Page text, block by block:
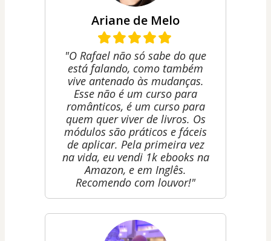
Ariane de Melo
"O Rafael não só sabe do que
está falando, como também
vive antenado às mudanças.
Esse não é um curso para
românticos, é um curso para
quem quer viver de livros. Os
módulos são práticos e fáceis
de aplicar. Pela primeira vez
na vida, eu vendi 1k ebooks na
Amazon, e em Inglês.
Recomendo com louvor!"